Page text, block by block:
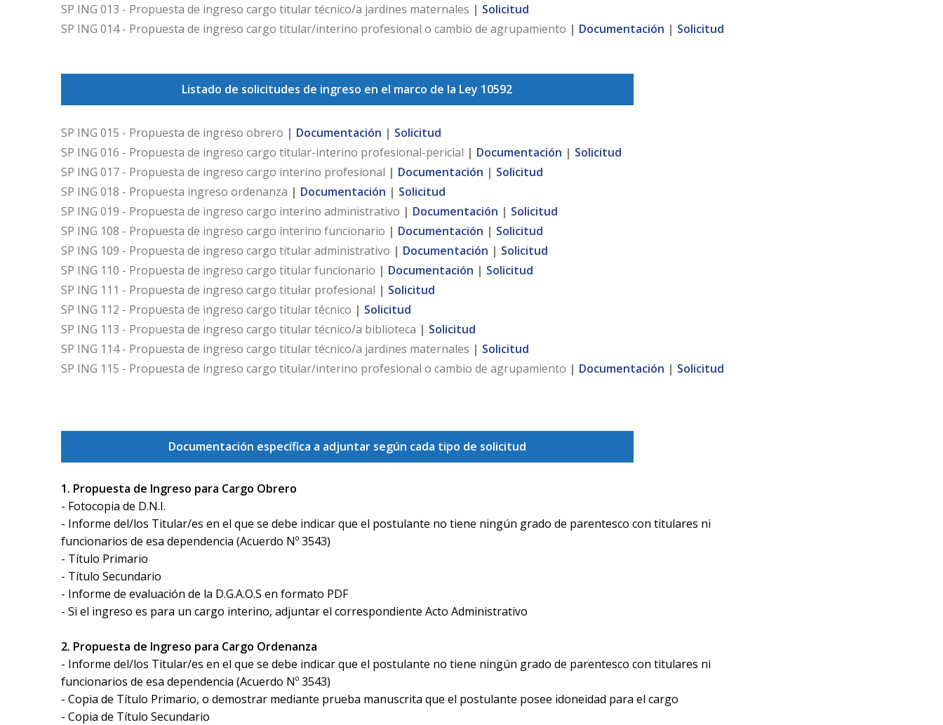
SP ING 013 - Propuesta de ingreso cargo titular técnico/a jardines maternales | Solicitud
SP ING 014 - Propuesta de ingreso cargo titular/interino profesional o cambio de agrupamiento | Documentación | Solicitud
Listado de solicitudes de ingreso en el marco de la Ley 10592
SP ING 015 - Propuesta de ingreso obrero | Documentación | Solicitud
SP ING 016 - Propuesta de ingreso cargo titular-interino profesional-pericial | Documentación | Solicitud
SP ING 017 - Propuesta de ingreso cargo interino profesional | Documentación | Solicitud
SP ING 018 - Propuesta ingreso ordenanza | Documentación | Solicitud
SP ING 019 - Propuesta de ingreso cargo interino administrativo | Documentación | Solicitud
SP ING 108 - Propuesta de ingreso cargo interino funcionario | Documentación | Solicitud
SP ING 109 - Propuesta de ingreso cargo titular administrativo | Documentación | Solicitud
SP ING 110 - Propuesta de ingreso cargo titular funcionario | Documentación | Solicitud
SP ING 111 - Propuesta de ingreso cargo titular profesional | Solicitud
SP ING 112 - Propuesta de ingreso cargo titular técnico | Solicitud
SP ING 113 - Propuesta de ingreso cargo titular técnico/a biblioteca | Solicitud
SP ING 114 - Propuesta de ingreso cargo titular técnico/a jardines maternales | Solicitud
SP ING 115 - Propuesta de ingreso cargo titular/interino profesional o cambio de agrupamiento | Documentación | Solicitud
Documentación específica a adjuntar según cada tipo de solicitud
1. Propuesta de Ingreso para Cargo Obrero
- Fotocopia de D.N.I.
- Informe del/los Titular/es en el que se debe indicar que el postulante no tiene ningún grado de parentesco con titulares ni
funcionarios de esa dependencia (Acuerdo Nº 3543)
- Título Primario
- Título Secundario
- Informe de evaluación de la D.G.A.O.S en formato PDF
- Si el ingreso es para un cargo interino, adjuntar el correspondiente Acto Administrativo
2. Propuesta de Ingreso para Cargo Ordenanza
- Informe del/los Titular/es en el que se debe indicar que el postulante no tiene ningún grado de parentesco con titulares ni
funcionarios de esa dependencia (Acuerdo Nº 3543)
- Copia de Título Primario, o demostrar mediante prueba manuscrita que el postulante posee idoneidad para el cargo
- Copia de Título Secundario